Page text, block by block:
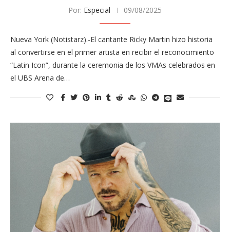
Por: Especial 09/08/2025
Nueva York (Notistarz).-El cantante Ricky Martin hizo historia
al convertirse en el primer artista en recibir el reconocimiento
“Latin Icon”, durante la ceremonia de los VMAs celebrados en
el UBS Arena de…